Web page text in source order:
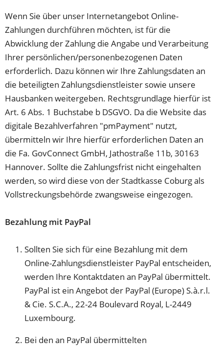
Wenn Sie über unser Internetangebot Online-
Zahlungen durchführen möchten, ist für die
Abwicklung der Zahlung die Angabe und Verarbeitung
Ihrer persönlichen/personenbezogenen Daten
erforderlich. Dazu können wir Ihre Zahlungsdaten an
die beteiligten Zahlungsdienstleister sowie unsere
Hausbanken weitergeben. Rechtsgrundlage hierfür ist
Art. 6 Abs. 1 Buchstabe b DSGVO. Da die Website das
digitale Bezahlverfahren "pmPayment" nutzt,
übermitteln wir Ihre hierfür erforderlichen Daten an
die Fa. GovConnect GmbH, Jathostraße 11b, 30163
Hannover. Sollte die Zahlungsfrist nicht eingehalten
werden, so wird diese von der Stadtkasse Coburg als
Vollstreckungsbehörde zwangsweise eingezogen.
Bezahlung mit PayPal
Sollten Sie sich für eine Bezahlung mit dem
Online-Zahlungsdienstleister PayPal entscheiden,
werden Ihre Kontaktdaten an PayPal übermittelt.
PayPal ist ein Angebot der PayPal (Europe) S.à.r.l.
& Cie. S.C.A., 22-24 Boulevard Royal, L-2449
Luxembourg.
Bei den an PayPal übermittelten